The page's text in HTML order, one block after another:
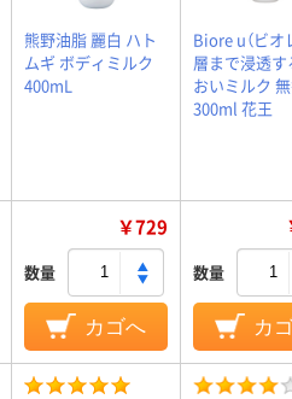
熊野油脂 麗白 ハト
ムギ ボディミルク
400mL
Biore u（ビオ
層まで浸透
おいミルク
300ml 花王
￥729
数量
カゴへ
数量
カ